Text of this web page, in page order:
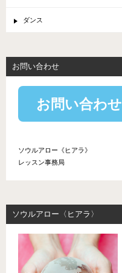
ダンス
お問い合わせ
お問い合わせ
ソウルアロー《ヒアラ》
レッスン事務局
ソウルアロー〈ヒアラ〉